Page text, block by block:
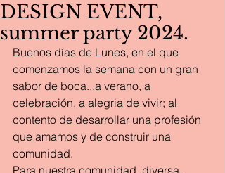
DESIGN EVENT,
summer party 2024.
Buenos días de Lunes, en el que
comenzamos la semana con un gran
sabor de boca...a verano, a
celebración, a alegria de vivir; al
contento de desarrollar una profesión
que amamos y de construir una
comunidad.
Para nuestra comunidad, diversa,